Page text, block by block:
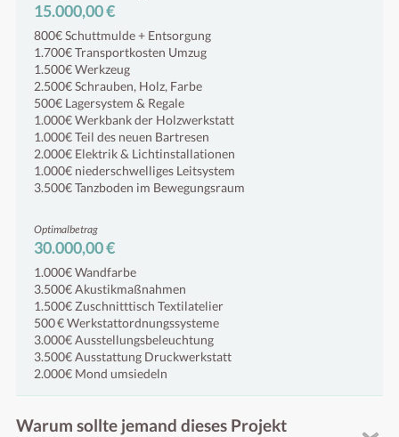
15.000,00 €
800€ Schuttmulde + Entsorgung
1.700€ Transportkosten Umzug
1.500€ Werkzeug
2.500€ Schrauben, Holz, Farbe
500€ Lagersystem & Regale
1.000€ Werkbank der Holzwerkstatt
1.000€ Teil des neuen Bartresen
2.000€ Elektrik & Lichtinstallationen
1.000€ niederschwelliges Leitsystem
3.500€ Tanzboden im Bewegungsraum
Optimalbetrag
30.000,00 €
1.000€ Wandfarbe
3.500€ Akustikmaßnahmen
1.500€ Zuschnitttisch Textilatelier
500 € Werkstattordnungssysteme
3.000€ Ausstellungsbeleuchtung
3.500€ Ausstattung Druckwerkstatt
2.000€ Mond umsiedeln
Warum sollte jemand dieses Projekt